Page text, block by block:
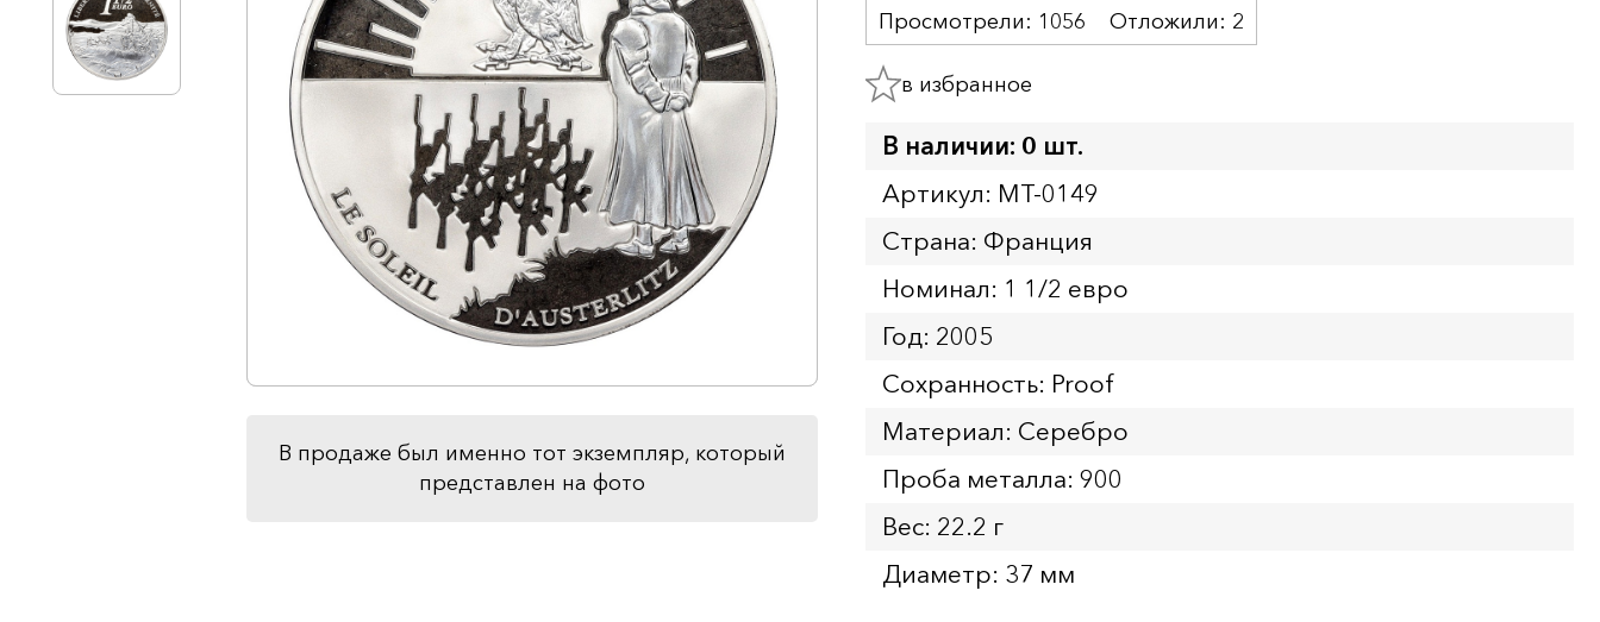
В продаже был именно тот экземпляр, который
представлен на фото
Просмотрели: 1056 Отложили: 2
в избранное
В наличии: 0 шт.
Артикул: MT-0149
Страна: Франция
Номинал: 1 1/2 евро
Год: 2005
Сохранность: Proof
Материал: Серебро
Проба металла: 900
Вес: 22.2 г
Диаметр: 37 мм